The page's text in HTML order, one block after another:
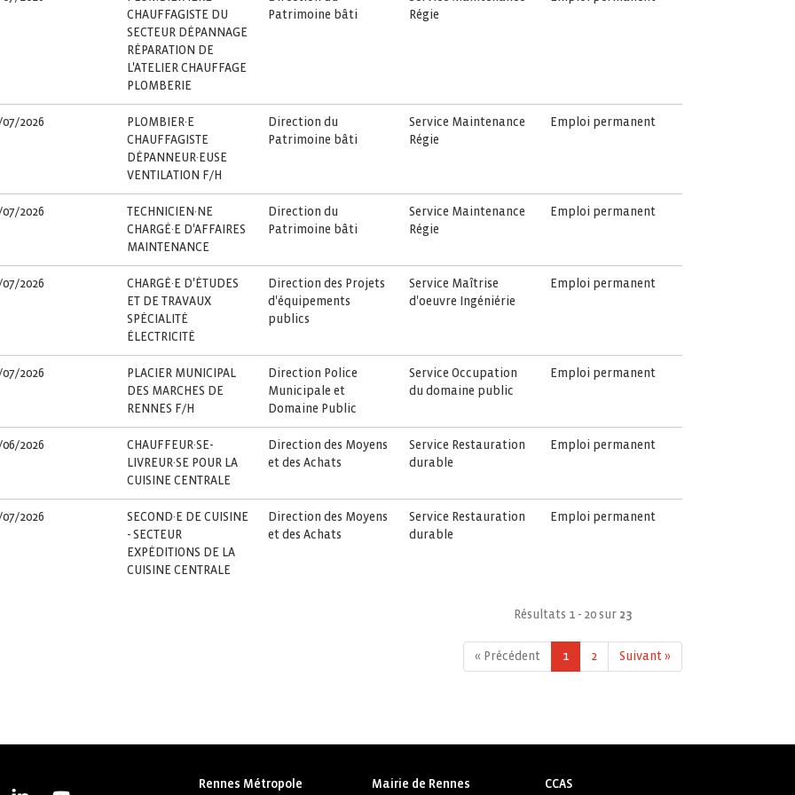
CHAUFFAGISTE DU
SECTEUR DÉPANNAGE
RÉPARATION DE
L'ATELIER CHAUFFAGE
PLOMBERIE
Patrimoine bâti
Régie
2026
PLOMBIER·E
CHAUFFAGISTE
DÉPANNEUR·EUSE
VENTILATION F/H
Direction du
Patrimoine bâti
Service Maintenance
Régie
Emploi permanent
07/2026
TECHNICIEN·NE
CHARGÉ·E D'AFFAIRES
MAINTENANCE
Direction du
Patrimoine bâti
Service Maintenance
Régie
Emploi permanent
07/2026
CHARGÉ·E D'ÉTUDES
ET DE TRAVAUX
SPÉCIALITÉ
ÉLECTRICITÉ
Direction des Projets
d'équipements
publics
Service Maîtrise
d'oeuvre Ingéniérie
Emploi permanent
2026
PLACIER MUNICIPAL
DES MARCHES DE
RENNES F/H
Direction Police
Municipale et
Domaine Public
Service Occupation
du domaine public
Emploi permanent
06/2026
CHAUFFEUR·SE-
LIVREUR·SE POUR LA
CUISINE CENTRALE
Direction des Moyens
et des Achats
Service Restauration
durable
Emploi permanent
07/2026
SECOND·E DE CUISINE
- SECTEUR
EXPÉDITIONS DE LA
CUISINE CENTRALE
Direction des Moyens
et des Achats
Service Restauration
durable
Emploi permanent
Résultats 1 - 20 sur 23
« Précédent 1 2 Suivant »
Rennes Métropole Mairie de Rennes CCAS